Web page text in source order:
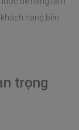
hàng bền
trọng